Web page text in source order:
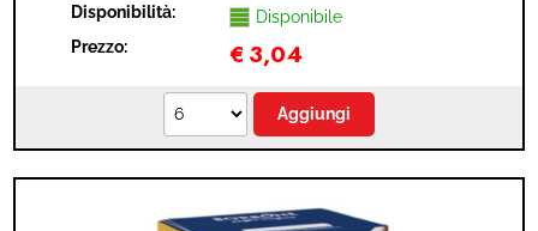
MIO® - CAMOMILLA - 16 CAPSULE)
Disponibilità:
Disponibile
Prezzo:
€ 3,04